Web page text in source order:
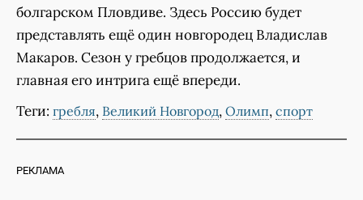
болгарском Пловдиве. Здесь Россию будет
представлять ещё один новгородец Владислав
Макаров. Сезон у гребцов продолжается, и
главная его интрига ещё впереди.
Теги: гребля, Великий Новгород, Олимп, спорт
РЕКЛАМА